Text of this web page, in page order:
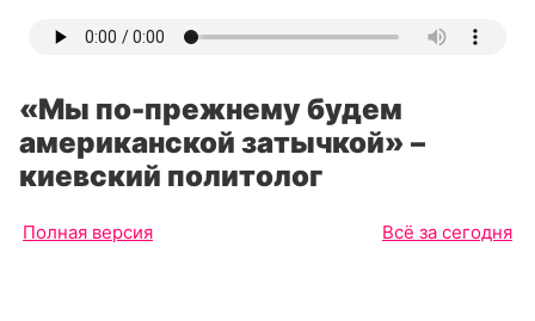
«Мы по-прежнему будем
американской затычкой» –
киевский политолог
Полная версия Всё за сегодня